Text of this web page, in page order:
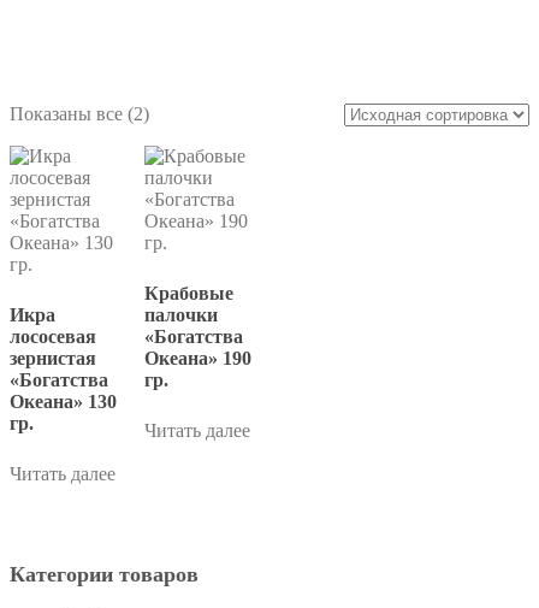
Показаны все (2)
Икра
лососевая
зернистая
«Богатства
Океана» 130
гр.
Читать далее
Крабовые
палочки
«Богатства
Океана» 190
гр.
Читать далее
Категории товаров